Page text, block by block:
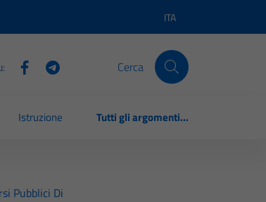
Lingua attiva:
ITA
Cerca
Istruzione Tutti gli argomenti...
Pubblici Di